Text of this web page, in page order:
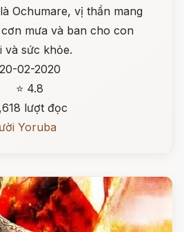
Ochumare, vị thần mang
mưa và ban cho con
và sức khỏe.
20-02-2020
⭐ 4.8
lượt đọc
Yoruba